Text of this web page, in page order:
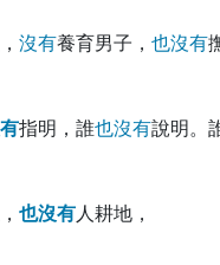
沒有養育男子， 也沒有
有指明，誰也沒有說明。
也沒有人耕地，